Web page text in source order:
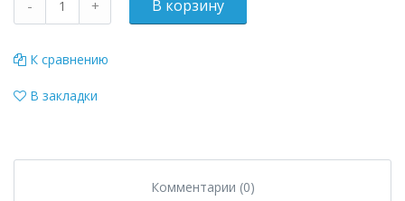
К сравнению
В закладки
Комментарии (0)